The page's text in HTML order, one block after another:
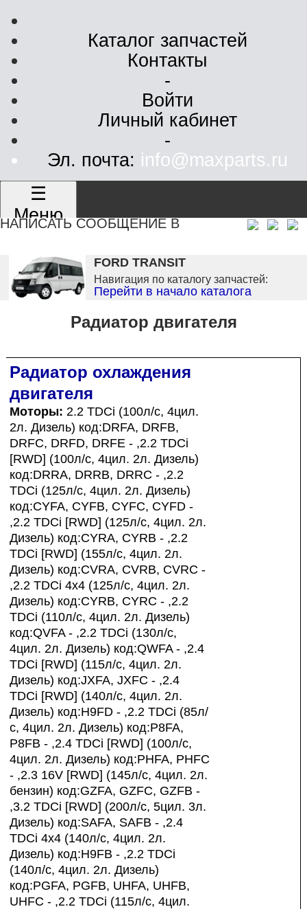
Каталог запчастей
Контакты
-
Войти
Личный кабинет
-
Эл. почта: info@maxparts.ru
☰
Меню
НАПИСАТЬ СООБЩЕНИЕ В
FORD TRANSIT
Навигация по каталогу запчастей:
Перейти в начало каталога
Радиатор двигателя
Радиатор охлаждения
двигателя
Моторы: 2.2 TDCi (100л/с, 4цил.
2л. Дизель) код:DRFA, DRFB,
DRFC, DRFD, DRFE - ,2.2 TDCi
[RWD] (100л/с, 4цил. 2л. Дизель)
код:DRRA, DRRB, DRRC - ,2.2
TDCi (125л/с, 4цил. 2л. Дизель)
код:CYFA, CYFB, CYFC, CYFD -
,2.2 TDCi [RWD] (125л/с, 4цил. 2л.
Дизель) код:CYRA, CYRB - ,2.2
TDCi [RWD] (155л/с, 4цил. 2л.
Дизель) код:CVRA, CVRB, CVRC -
,2.2 TDCi 4x4 (125л/с, 4цил. 2л.
Дизель) код:CYRB, CYRC - ,2.2
TDCi (110л/с, 4цил. 2л. Дизель)
код:QVFA - ,2.2 TDCi (130л/с,
4цил. 2л. Дизель) код:QWFA - ,2.4
TDCi [RWD] (115л/с, 4цил. 2л.
Дизель) код:JXFA, JXFC - ,2.4
TDCi [RWD] (140л/с, 4цил. 2л.
Дизель) код:H9FD - ,2.2 TDCi (85л/
с, 4цил. 2л. Дизель) код:P8FA,
P8FB - ,2.4 TDCi [RWD] (100л/с,
4цил. 2л. Дизель) код:PHFA, PHFC
- ,2.3 16V [RWD] (145л/с, 4цил. 2л.
бензин) код:GZFA, GZFC, GZFB -
,3.2 TDCi [RWD] (200л/с, 5цил. 3л.
Дизель) код:SAFA, SAFB - ,2.4
TDCi 4x4 (140л/с, 4цил. 2л.
Дизель) код:H9FB - ,2.2 TDCi
(140л/с, 4цил. 2л. Дизель)
код:PGFA, PGFB, UHFA, UHFB,
UHFC - ,2.2 TDCi (115л/с, 4цил.